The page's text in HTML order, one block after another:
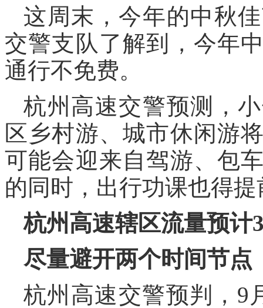
这周末，今年的中秋
交警支队了解到，今年
通行不免费。
杭州高速交警预测，
区乡村游、城市休闲游
可能会迎来自驾游、包
的同时，出行功课也得
杭州高速辖区流量预计
尽量避开两个时间节点
杭州高速交警预判，9